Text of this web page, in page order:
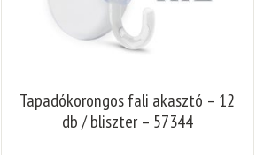
Tapadókorongos fali akasztó – 12
db / bliszter – 57344